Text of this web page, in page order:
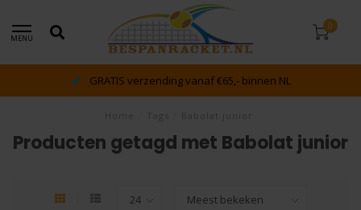
MENU
0
GRATIS verzending vanaf €65,- binnen NL
Producten getagd met Babolat junior